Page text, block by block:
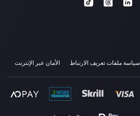
سياسة ملفات تعريف الارتباط الأمان عبر الإنترنت